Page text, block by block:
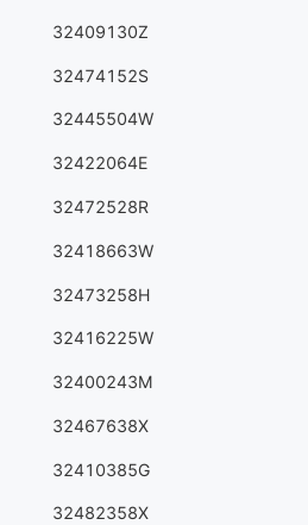
32409130Z
32474152S
32445504W
32422064E
32472528R
32418663W
32473258H
32416225W
32400243M
32467638X
32410385G
32482358X